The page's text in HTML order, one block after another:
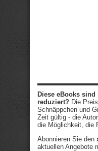
Diese eBooks
reduziert? Die
Schnäppchen und
Zeit gültig - die
die Möglichkeit, die
Abonnieren Sie den
aktuellen Angebote